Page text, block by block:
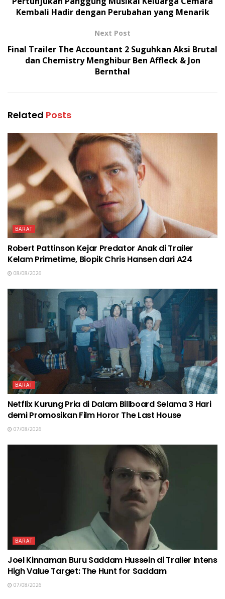
Kembali Hadir dengan Perubahan yang Menarik
Next Post
Final Trailer The Accountant 2 Suguhkan Aksi Brutal
dan Chemistry Menghibur Ben Affleck & Jon
Bernthal
Related Posts
BARAT
Robert Pattinson Kejar Predator Anak di Trailer
Kelam Primetime, Biopik Chris Hansen dari A24
08/08/2026
BARAT
Netflix Kurung Pria di Dalam Billboard Selama 3 Hari
demi Promosikan Film Horor The Last House
07/08/2026
BARAT
Joel Kinnaman Buru Saddam Hussein di Trailer Intens
High Value Target: The Hunt for Saddam
07/08/2026